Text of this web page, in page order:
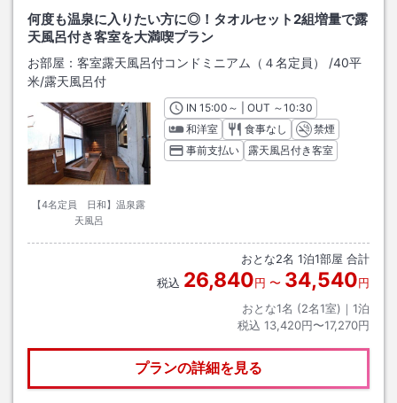
何度も温泉に入りたい方に◎！タオルセット2組増量で露
天風呂付き客室を大満喫プラン
お部屋： 客室露天風呂付コンドミニアム（４名定員） /40平
米/露天風呂付
【4名定員 日和】温泉露
天風呂
INチェックイン
15:00 ～ | OUT チェックアウト
～10:30
和洋室
食事なし
禁煙
事前支払い
露天風呂付き客室
おとな2名 1泊1部屋 合計
税込 26,840円 〜 34,540円
おとな1名 (2名1室)｜ 1泊
税込 13,420円〜17,270円
プランの詳細を見る